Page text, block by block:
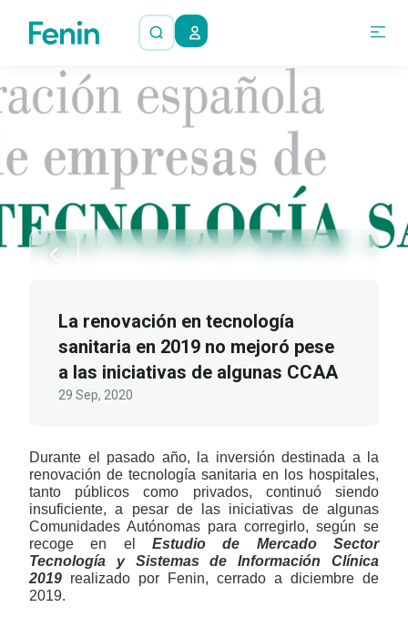
La renovación en tecnología
sanitaria en 2019 no mejoró pese
a las iniciativas de algunas CCAA
29 Sep, 2020
Durante el pasado año, la inversión destinada a la
renovación de tecnología sanitaria en los hospitales,
tanto públicos como privados, continuó siendo
insuficiente, a pesar de las iniciativas de algunas
Comunidades Autónomas para corregirlo, según se
recoge en el Estudio de Mercado Sector
Tecnología y Sistemas de Información Clínica
2019 realizado por Fenin, cerrado a diciembre de
2019.